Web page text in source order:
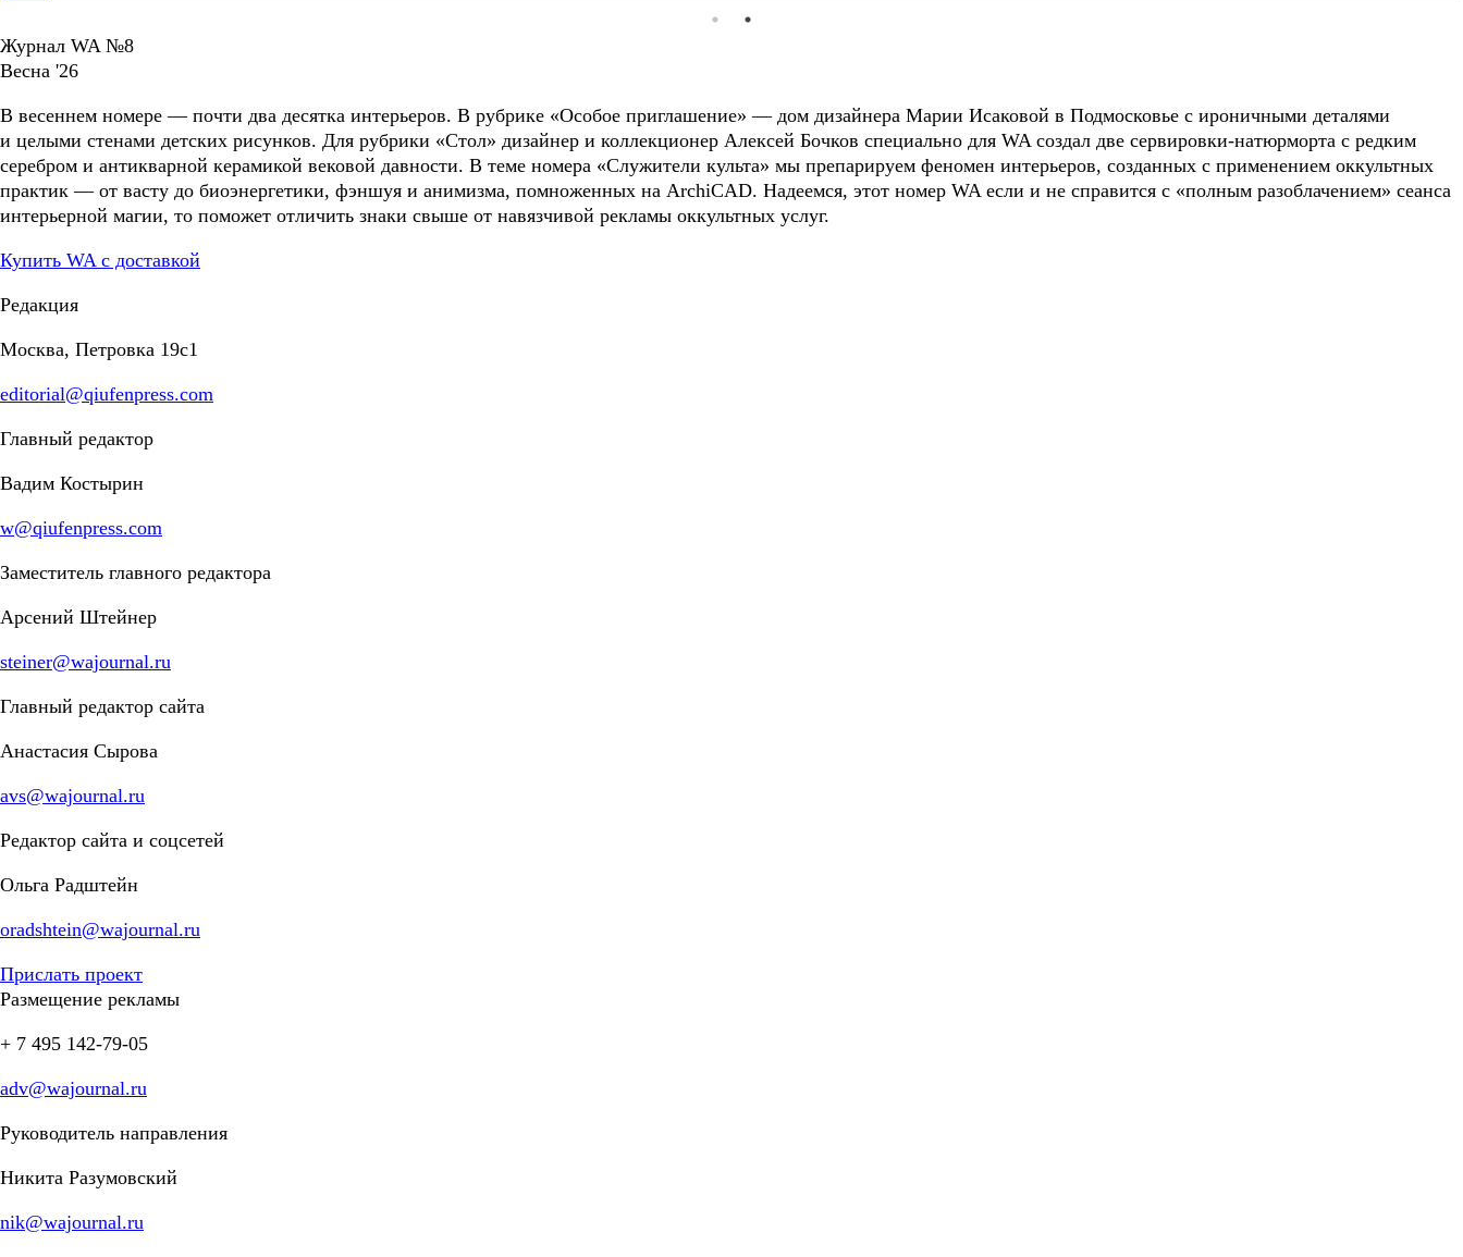
Журнал WA №8
Весна '26
В весеннем номере — почти два десятка интерьеров. В рубрике «Особое приглашение» — дом дизайнера Марии Исаковой в Подмосковье с ироничными деталями
и целыми стенами детских рисунков. Для рубрики «Стол» дизайнер и коллекционер Алексей Бочков специально для WA создал две сервировки-натюрморта с редким
серебром и антикварной керамикой вековой давности. В теме номера «Служители культа» мы препарируем феномен интерьеров, созданных с применением оккультных
практик — от васту до биоэнергетики, фэншуя и анимизма, помноженных на ArchiCAD. Надеемся, этот номер WA если и не справится с «полным разоблачением» сеанса
интерьерной магии, то поможет отличить знаки свыше от навязчивой рекламы оккультных услуг.
Купить WA с доставкой
Редакция
Москва, Петровка 19с1
editorial@qiufenpress.com
Главный редактор
Вадим Костырин
w@qiufenpress.com
Заместитель главного редактора
Арсений Штейнер
steiner@wajournal.ru
Главный редактор сайта
Анастасия Сырова
avs@wajournal.ru
Редактор сайта и соцсетей
Ольга Радштейн
oradshtein@wajournal.ru
Прислать проект
Размещение рекламы
+ 7 495 142-79-05
adv@wajournal.ru
Руководитель направления
Никита Разумовский
nik@wajournal.ru